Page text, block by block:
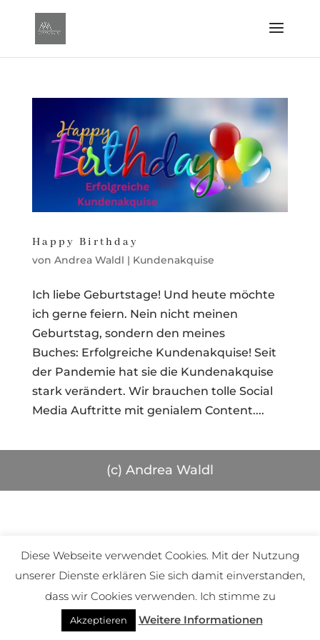
Happy Birthday
von Andrea Waldl | Kundenakquise
Ich liebe Geburtstage! Und heute möchte
ich gerne feiern. Nein nicht meinen
Geburtstag, sondern den meines
Buches: Erfolgreiche Kundenakquise! Seit
der Pandemie hat sie die Kundenakquise
stark verändert. Wir brauchen tolle Social
Media Auftritte mit genialem Content....
(c) Andrea Waldl
Diese Webseite verwendet Cookies. Mit der Nutzung
unserer Dienste erklären Sie sich damit einverstanden,
dass wir Cookies verwenden. Ich stimme zu
Akzeptieren Weitere Informationen